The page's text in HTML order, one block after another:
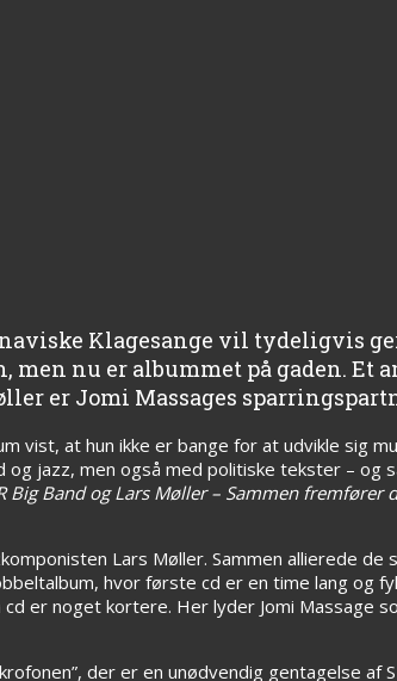
Klagesange vil tydeligvis
nu er albummet på gaden. Et
er Jomi Massages
vist, at hun ikke er bange for at udvikle sig
jazz, men også med politiske tekster – og
Big Band og Lars Møller – Sammen fremfører
Lars Møller. Sammen allierede de
hvor første cd er en time lang og
er noget kortere. Her lyder Jomi Massage
der er en unødvendig gentagelse af